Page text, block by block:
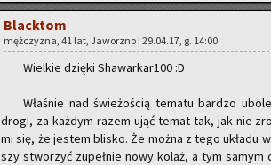
Black­tom
męż­czy­zna, 41 lat, Ja­worz­no | 29.04.17, g. 14:00
Wiel­kie dzię­ki Sha­war­ka­r100 :D
Wła­śnie nad świe­żo­ścią te­ma­tu bar­dzo
drogi, za każ­dym razem ująć temat tak, jak nie
mi się, że je­stem bli­sko. Że można z tego ukła­du
szy stwo­rzyć zu­peł­nie nowy kolaż, a tym